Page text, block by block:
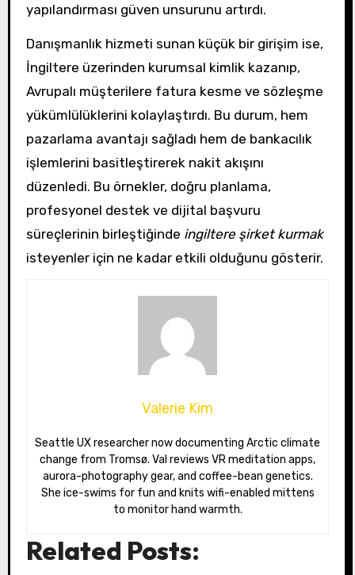
yapılandırması güven unsurunu artırdı.
Danışmanlık hizmeti sunan küçük bir girişim ise,
İngiltere üzerinden kurumsal kimlik kazanıp,
Avrupalı müşterilere fatura kesme ve sözleşme
yükümlülüklerini kolaylaştırdı. Bu durum, hem
pazarlama avantajı sağladı hem de bankacılık
işlemlerini basitleştirerek nakit akışını
düzenledi. Bu örnekler, doğru planlama,
profesyonel destek ve dijital başvuru
süreçlerinin birleştiğinde ingiltere şirket kurmak
isteyenler için ne kadar etkili olduğunu gösterir.
Valerie Kim
Seattle UX researcher now documenting Arctic climate
change from Tromsø. Val reviews VR meditation apps,
aurora-photography gear, and coffee-bean genetics.
She ice-swims for fun and knits wifi-enabled mittens
to monitor hand warmth.
Related Posts: